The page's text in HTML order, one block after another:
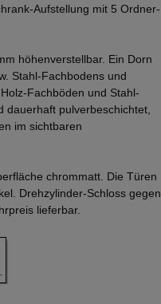
Aufstellung mit 5 Ordner-
höhenverstellbar. Ein Dorn
Stahl-Fachbodens und
Fachböden und Stahl-
dauerhaft pulverbeschichtet,
im sichtbaren
chrommatt. Die Türen
Drehzylinder-Schloss gegen
lieferbar.